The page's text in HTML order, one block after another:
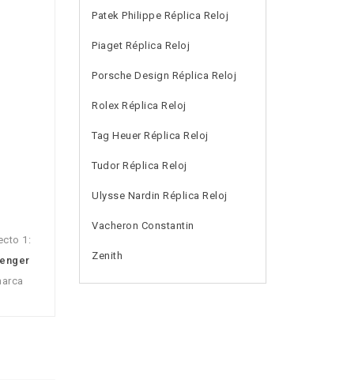
1:
Patek Philippe Réplica Reloj
Piaget Réplica Reloj
Porsche Design Réplica Reloj
Rolex Réplica Reloj
Tag Heuer Réplica Reloj
Tudor Réplica Reloj
Ulysse Nardin Réplica Reloj
Vacheron Constantin
Zenith